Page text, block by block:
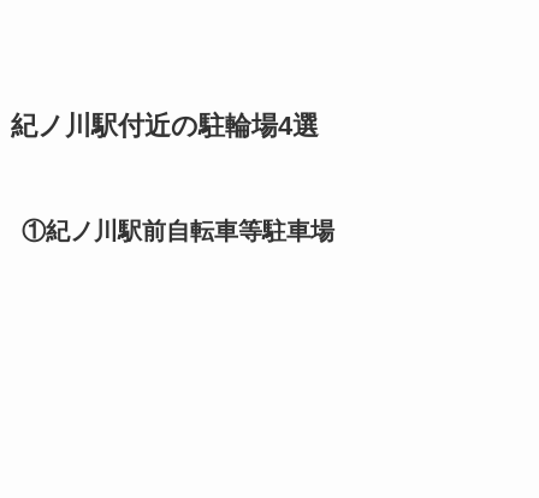
紀ノ川駅付近の駐輪場4選
①紀ノ川駅前自転車等駐車場